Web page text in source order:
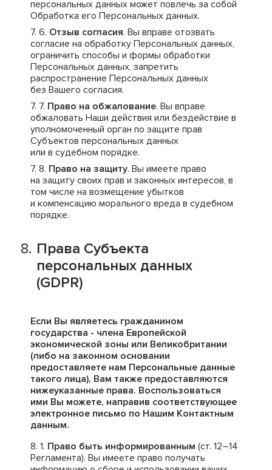
персональных данных может повлечь за собой
Обработка его Персональных данных.
Отзыв согласия. Вы вправе отозвать
согласие на обработку Персональных данных,
ограничить способы и формы обработки
Персональных данных, запретить
распространение Персональных данных
без Вашего согласия.
Право на обжалование. Вы вправе
обжаловать Наши действия или бездействие в
уполномоченный орган по защите прав
Субъектов персональных данных
или в судебном порядке.
Право на защиту. Вы имеете право
на защиту своих прав и законных интересов, в
том числе на возмещение убытков
и компенсацию морального вреда в судебном
порядке.
Права Субъекта
персональных данных
(GDPR)
Если Вы являетесь гражданином
государства - члена Европейской
экономической зоны или Великобритании
(либо на законном основании
предоставляете нам Персональные данные
такого лица), Вам также предоставляются
нижеуказанные права. Воспользоваться
ими Вы можете, направив соответствующее
электронное письмо по Нашим Контактным
данным.
Право быть информированным (ст. 12–14
Регламента). Вы имеете право получать